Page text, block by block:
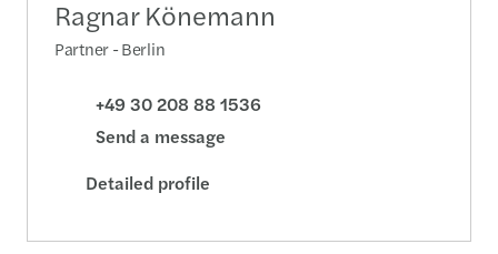
Ragnar Könemann
Partner - Berlin
+49 30 208 88 1536
Send a message
Detailed profile